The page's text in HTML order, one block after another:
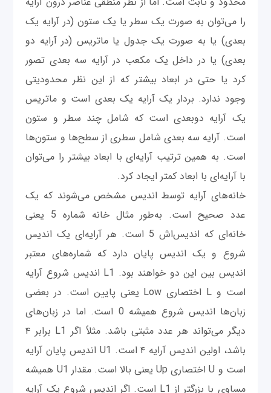
را می‌توان به صورت یک سطر یا یک ستون (در آرایه یک
بعدی) یا به صورت یک جدول یا ماتریس (در آرایه دو
بعدی) یا در داخل یک مکعب در آرایه سه بعدی تصور
کرد یا حتی در ابعاد بیشتر که از این نظر محدودیتی
وجود ندارد. بردار یک آرایه یک بعدی است و ماتریس
یک آرایه دوبعدی است که شامل چند سطر و ستون
است. آرایه سه بعدی شامل سطری از سطح‌ها و ستون‌ها
است. به همین ترتیب آرایه‌ای با ابعاد بیشتر را می‌توان
با آرایه‌ای با ابعاد کمتر ایجاد کرد.
خانه‌های آرایه توسط اندیس مشخص می‌شوند که یک
عدد صحیح است. به‌طور مثال خانه شماره 5 یعنی
خانه‌ای که اندیس‌اش 5 است. هر آرایه‌ای یک اندیس
شروع و یک اندیس پایان دارد که شماره‌های معتبر
اندیس بین این دو خواهند بود. L1 اندیس شروع آرایه
است و L اختصاری Low یعنی پایین است. در بعضی
زبان‌ها اندیس شروع همیشه 0 است. اما در زبان‌های
دیگر می‌تواند هر عدد مثبتی باشد. مثلاً اگر L1 برابر ۴
باشد، اولین اندیس آرایه ۴ است. U1 اندیس پایان آرایه
است و U اختصاری Up یعنی بالا است. مقدار U1 همیشه
مساوی با بزرگتر از L1 است. اگر اندیس شروع یک آرایه